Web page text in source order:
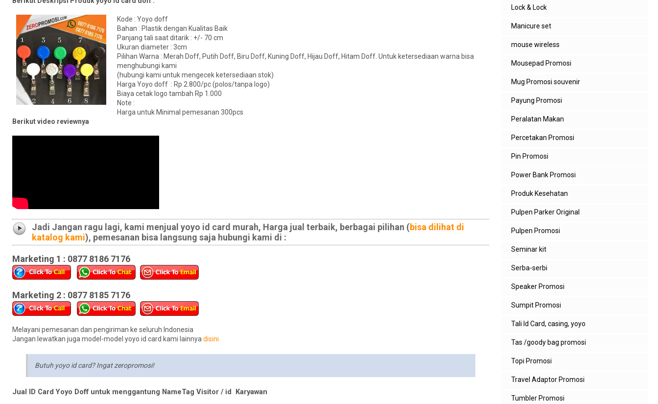
Kode : Yoyo doff
Bahan : Plastik dengan Kualitas Baik
Panjang tali saat ditarik : +/- 70 cm
Ukuran diameter : 3cm
Pilihan Warna : Merah Doff, Putih Doff, Biru Doff, Kuning Doff, Hijau Doff, Hitam Doff. Untuk ketersediaan warna bisa
menghubungi kami
(hubungi kami untuk mengecek ketersediaan stok)
Harga Yoyo doff : Rp 2.800/pc (polos/tanpa logo)
Biaya cetak logo tambah Rp 1.000
Note :
Harga untuk Minimal pemesanan 300pcs
Berikut video reviewnya
Jadi Jangan ragu lagi, kami menjual yoyo id card murah, Harga jual terbaik, berbagai pilihan (bisa dilihat di
katalog kami), pemesanan bisa langsung saja hubungi kami di :
Marketing 1 : 0877 8186 7176
Marketing 2 : 0877 8185 7176
Melayani pemesanan dan pengiriman ke seluruh Indonesia
Jangan lewatkan juga model-model yoyo id card kami lainnya disini
Butuh yoyo id card? Ingat zeropromosi!
Jual ID Card Yoyo Doff untuk menggantung NameTag Visitor / id Karyawan
Lock & Lock
Manicure set
mouse wireless
Mousepad Promosi
Mug Promosi souvenir
Payung Promosi
Peralatan Makan
Percetakan Promosi
Pin Promosi
Power Bank Promosi
Produk Kesehatan
Pulpen Parker Original
Pulpen Promosi
Seminar kit
Serba-serbi
Speaker Promosi
Sumpit Promosi
Tali Id Card, casing, yoyo
Tas /goody bag promosi
Topi Promosi
Travel Adaptor Promosi
Tumbler Promosi